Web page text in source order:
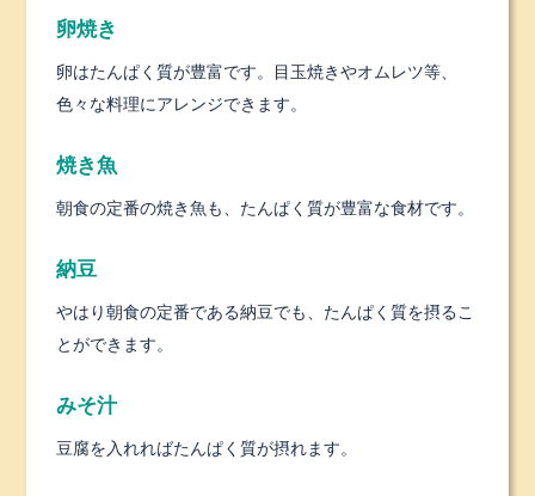
卵焼き
卵はたんぱく質が豊富です。目玉焼きやオムレツ等、
色々な料理にアレンジできます。
焼き魚
朝食の定番の焼き魚も、たんぱく質が豊富な食材です。
納豆
やはり朝食の定番である納豆でも、たんぱく質を摂るこ
とができます。
みそ汁
豆腐を入れればたんぱく質が摂れます。